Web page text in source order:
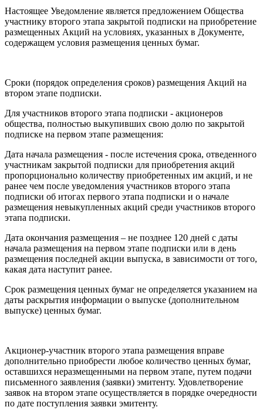
Настоящее Уведомление является предложением Общества
участнику второго этапа закрытой подписки на приобретение
размещенных Акций на условиях, указанных в Документе,
содержащем условия размещения ценных бумаг.
Сроки (порядок определения сроков) размещения Акций на
втором этапе подписки.
Для участников второго этапа подписки - акционеров
общества, полностью выкупивших свою долю по закрытой
подписке на первом этапе размещения:
Дата начала размещения - после истечения срока, отведенного
участникам закрытой подписки для приобретения акций
пропорционально количеству приобретенных им акций, и не
ранее чем после уведомления участников второго этапа
подписки об итогах первого этапа подписки и о начале
размещения невыкупленных акций среди участников второго
этапа подписки.
Дата окончания размещения – не позднее 120 дней с даты
начала размещения на первом этапе подписки или в день
размещения последней акции выпуска, в зависимости от того,
какая дата наступит ранее.
Срок размещения ценных бумаг не определяется указанием на
даты раскрытия информации о выпуске (дополнительном
выпуске) ценных бумаг.
Акционер-участник второго этапа размещения вправе
дополнительно приобрести любое количество ценных бумаг,
оставшихся неразмещенными на первом этапе, путем подачи
письменного заявления (заявки) эмитенту. Удовлетворение
заявок на втором этапе осуществляется в порядке очередности
по дате поступления заявки эмитенту.